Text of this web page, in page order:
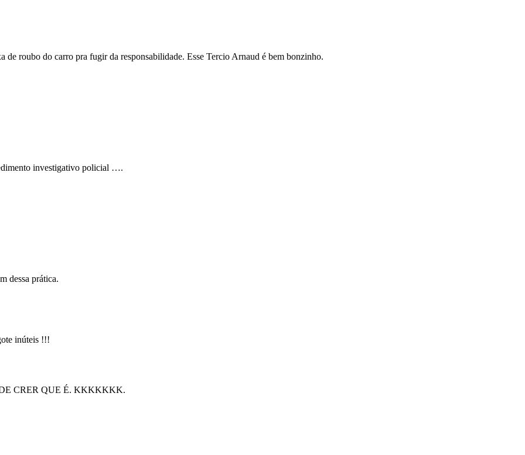
de roubo do carro pra fugir da responsabilidade. Esse Tercio Arnaud é bem bonzinho.
investigativo policial ….
dessa prática.
inúteis !!!
CRER QUE É. KKKKKKK.